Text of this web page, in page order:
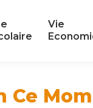
Vie
Ce
Vie